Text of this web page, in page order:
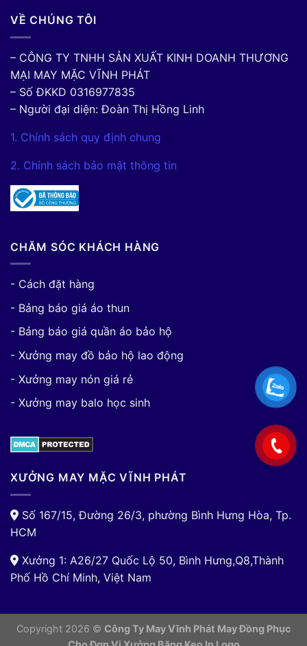
VỀ CHÚNG TÔI
– CÔNG TY TNHH SẢN XUẤT KINH DOANH THƯƠNG
MẠI MAY MẶC VĨNH PHÁT
– Số ĐKKD 0316977835
– Người đại diện: Đoàn Thị Hồng Linh
1. Chính sách quy định chung
2. Chính sách bảo mật thông tin
CHĂM SÓC KHÁCH HÀNG
- Cách đặt hàng
- Bảng báo giá áo thun
- Bảng báo giá quần áo bảo hộ
- Xưởng may đồ bảo hộ lao động
- Xưởng may nón giá rẻ
- Xưởng may balo học sinh
XƯỞNG MAY MẶC VĨNH PHÁT
Số 167/15, Đường 26/3, phường Bình Hưng Hòa, Tp.
HCM
Xưởng 1: A26/27 Quốc Lộ 50, Bình Hưng,Q8,Thành
Phố Hồ Chí Minh, Việt Nam
Copyright 2026 © Công Ty May Vĩnh Phát May Đồng Phục